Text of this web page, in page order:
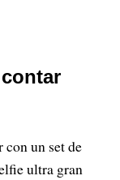
un set de
ultra gran